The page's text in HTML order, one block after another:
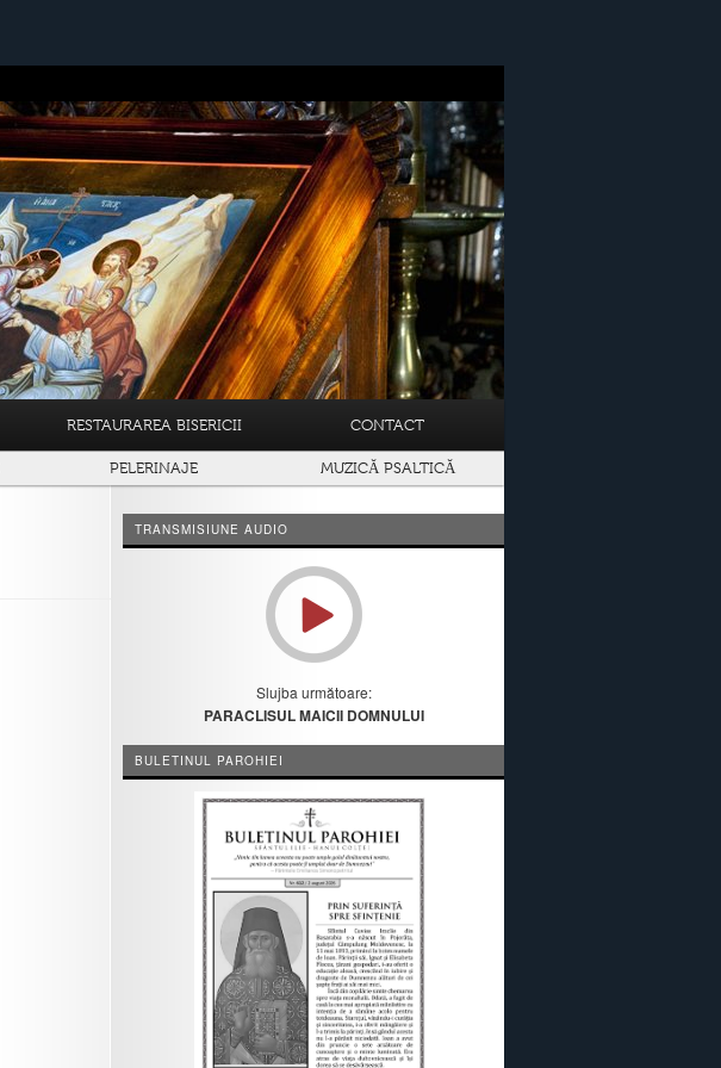
RESTAURAREA BISERICII CONTACT
PELERINAJE MUZICĂ PSALTICĂ
TRANSMISIUNE AUDIO
Slujba următoare:
PARACLISUL MAICII DOMNULUI
BULETINUL PAROHIEI